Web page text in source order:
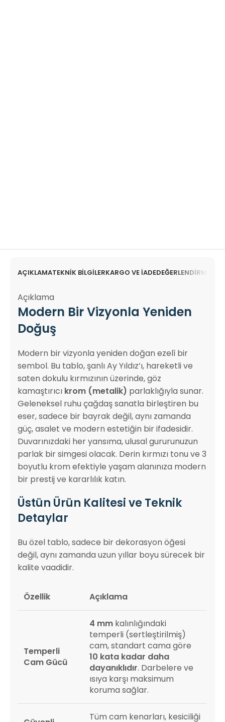
AÇIKLAMATEKNIK BILGILERKARGO VE İADE
Açıklama
Modern Bir Vizyonla Yeniden
Doğuş
Modern bir vizyonla yeniden doğan ezelî bir
sembol. Bu tablo, şanlı Ay Yıldız’ı, hareketli ve
saten dokulu kırmızının üzerinde, göz
kamaştırıcı krom (metalik) parlaklığıyla sunar.
Geleneksel ruhu çağdaş sanatla birleştiren bu
eser, sadece bir bayrak değil, aynı zamanda
güç, asalet ve modern estetiğin bir ifadesidir.
Duvarınızdaki her yansıma, ulusal gururunuzun
parlak bir simgesi olacak. Derin kırmızı tonu ve 3
boyutlu krom efektiyle yaşam alanınıza modern
bir prestij ve kararlılık katın.
Üstün Ürün Kalitesi ve Teknik
Detaylar
Bu özel tablo, sadece bir dekorasyon öğesi
değil, aynı zamanda uzun yıllar boyu sürecek bir
kalite vaadidir.
Özellik Açıklama
Temperli
Cam Gücü
4 mm kalınlığındaki
temperli (sertleştirilmiş)
cam, standart cama göre
10 kata kadar daha
dayanıklıdır. Darbelere ve
ısıya karşı maksimum
koruma sağlar.
Tüm cam kenarları, kesiciliği